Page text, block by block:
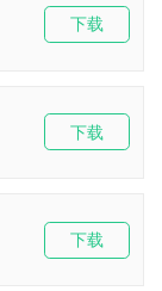
下载
下载
下载